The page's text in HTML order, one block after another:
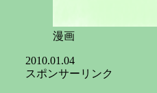
漫画
2010.01.04
スポンサーリンク